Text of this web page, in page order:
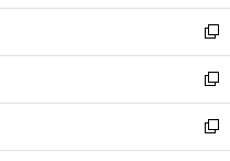
ウ
ィ
ン
ド
ウ
で
開
し
い
ウ
ィ
ン
ド
ウ
新
し
い
ウ
ィ
ン
新
し
い
ウ
新
し